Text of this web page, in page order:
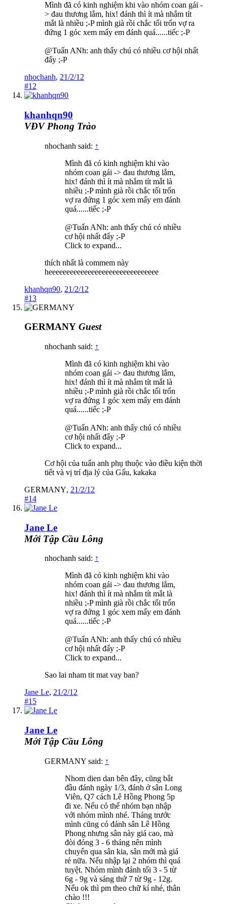
Mình đã có kinh nghiệm khi vào nhóm coan gái -
> đau thương lắm, hix! đánh thì ít mà nhắm tít
mắt là nhiều ;-P mình già rồi chắc tối trốn vợ ra
đứng 1 góc xem mấy em đánh quá......tiếc ;-P
@Tuấn ANh: anh thấy chú có nhiều cơ hội nhất
đấy ;-P
nhochanh, 21/2/12
#12
khanhqn90
VĐV Phong Trào
nhochanh said: ↑
Mình đã có kinh nghiệm khi vào
nhóm coan gái -> đau thương lắm,
hix! đánh thì ít mà nhắm tít mắt là
nhiều ;-P mình già rồi chắc tối trốn
vợ ra đứng 1 góc xem mấy em đánh
quá......tiếc ;-P
@Tuấn ANh: anh thấy chú có nhiều
cơ hội nhất đấy ;-P
Click to expand...
thích nhất là commem này
heeeeeeeeeeeeeeeeeeeeeeeeeeeeeee
khanhqn90, 21/2/12
#13
GERMANY Guest
nhochanh said: ↑
Mình đã có kinh nghiệm khi vào
nhóm coan gái -> đau thương lắm,
hix! đánh thì ít mà nhắm tít mắt là
nhiều ;-P mình già rồi chắc tối trốn
vợ ra đứng 1 góc xem mấy em đánh
quá......tiếc ;-P
@Tuấn ANh: anh thấy chú có nhiều
cơ hội nhất đấy ;-P
Click to expand...
Cơ hội của tuấn anh phụ thuộc vào điều kiện thời
tiết và vị trí địa lý của Gấu, kakaka
GERMANY, 21/2/12
#14
Jane Le
Mới Tập Cầu Lông
nhochanh said: ↑
Mình đã có kinh nghiệm khi vào
nhóm coan gái -> đau thương lắm,
hix! đánh thì ít mà nhắm tít mắt là
nhiều ;-P mình già rồi chắc tối trốn
vợ ra đứng 1 góc xem mấy em đánh
quá......tiếc ;-P
@Tuấn ANh: anh thấy chú có nhiều
cơ hội nhất đấy ;-P
Click to expand...
Sao lai nham tit mat vay ban?
Jane Le, 21/2/12
#15
Jane Le
Mới Tập Cầu Lông
GERMANY said: ↑
Nhom dien dan bên đây, cũng bắt
đầu đánh ngày 1/3, đánh ở sân Long
Viên, Q7 cách Lê Hồng Phong 5p
đi xe. Nếu có thể nhóm bạn nhập
với nhóm mình nhé. Tháng trước
mình cũng có đánh sân Lê Hồng
Phong nhưng sân này giá cao, mà
đòi đóng 3 - 6 tháng nên mình
chuyển qua sân kia, sân mới mà giá
rẻ nữa. Nếu nhập lại 2 nhóm thì quá
tuyệt. Nhóm mình đánh tối 3 - 5 từ
6g - 9g và sáng thứ 7 từ 9g - 12g.
Nếu ok thì pm theo chữ kí nhé, thân
chào !!!